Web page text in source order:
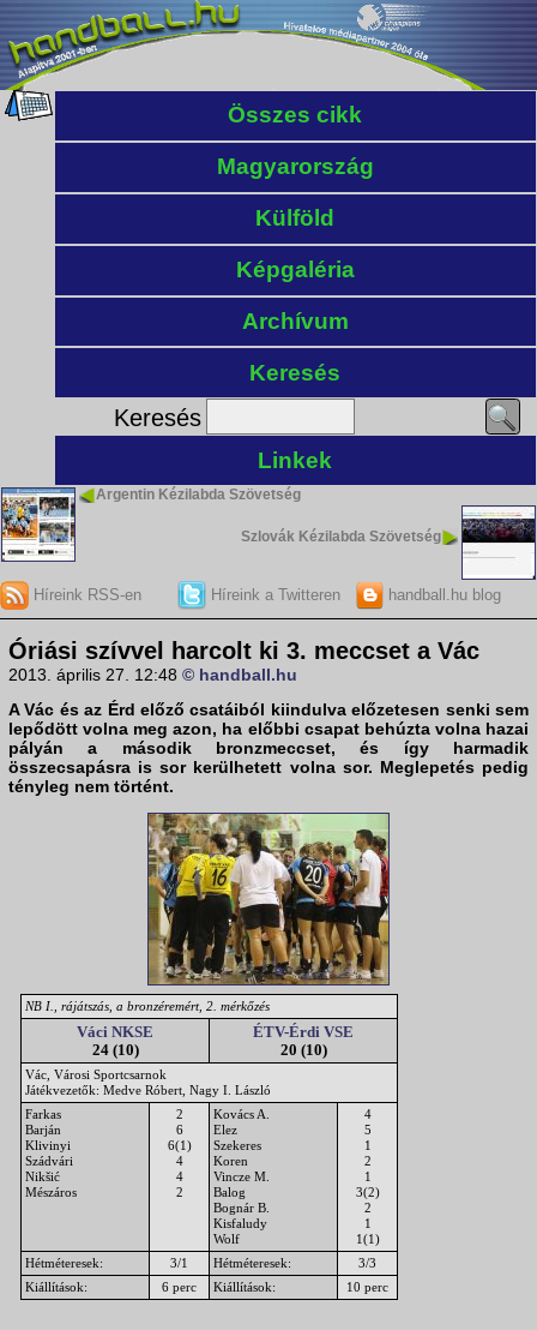
Összes cikk
Magyarország
Külföld
Képgaléria
Archívum
Keresés
Keresés
Linkek
Argentin Kézilabda Szövetség
Szlovák Kézilabda Szövetség
Híreink RSS-en Híreink a Twitteren handball.hu blog
Óriási szívvel harcolt ki 3. meccset a Vác
2013. április 27. 12:48 © handball.hu
A Vác és az Érd előző csatáiból kiindulva előzetesen senki sem
lepődött volna meg azon, ha előbbi csapat behúzta volna hazai
pályán a második bronzmeccset, és így harmadik
összecsapásra is sor kerülhetett volna sor. Meglepetés pedig
tényleg nem történt.
NB I., rájátszás, a bronzéremért, 2. mérkőzés
Váci NKSE
24 (10)
ÉTV-Érdi VSE
20 (10)
Vác, Városi Sportcsarnok
Játékvezetők: Medve Róbert, Nagy I. László
Farkas
Barján
Klivinyi
Szádvári
Nikšić
Mészáros
2
6
6(1)
4
4
2
Kovács A.
Elez
Szekeres
Koren
Vincze M.
Balog
Bognár B.
Kisfaludy
Wolf
4
5
1
2
1
3(2)
2
1
1(1)
Hétméteresek:
3/1 Hétméteresek:
3/3
Kiállítások:
6 perc Kiállítások: 10 perc